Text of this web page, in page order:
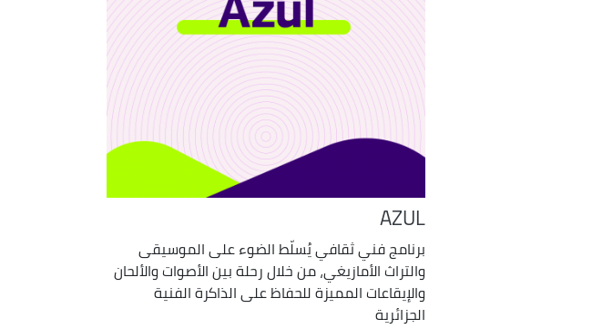
decrease
AZUL
برنامج فني ثقافي يُسلّط الضوء على الموسيقى
والتراث الأمازيغي، من خلال رحلة بين الأصوات والألحان
والإيقاعات المميزة للحفاظ على الذاكرة الفنية
الجزائرية